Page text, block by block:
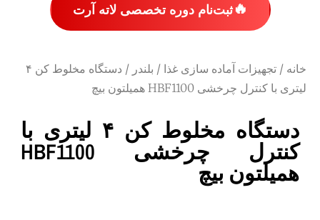
🔥ثبت‌نام دوره تخصصی لاته آرت
خانه / تجهیزات آماده سازی غذا / بلندر
/ دستگاه مخلوط کن ۴
لیتری با کنترل چرخشی HBF1100 همیلتون بیچ
دستگاه مخلوط کن ۴ لیتری با
کنترل چرخشی HBF1100
همیلتون بیچ